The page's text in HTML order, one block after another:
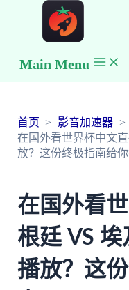
Main Menu
首页
影音加速器
在国外看世界杯中文
放？这份终极指南给
在国外看
根廷 VS 埃
播放？这